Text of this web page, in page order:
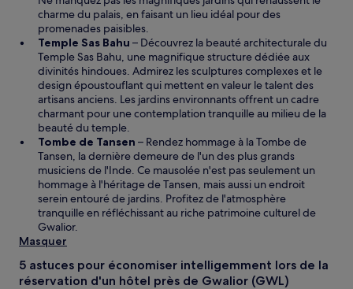
charme du palais, en faisant un lieu idéal pour des
promenades paisibles.
Temple Sas Bahu – Découvrez la beauté architecturale du
Temple Sas Bahu, une magnifique structure dédiée aux
divinités hindoues. Admirez les sculptures complexes et le
design époustouflant qui mettent en valeur le talent des
artisans anciens. Les jardins environnants offrent un cadre
charmant pour une contemplation tranquille au milieu de la
beauté du temple.
Tombe de Tansen – Rendez hommage à la Tombe de
Tansen, la dernière demeure de l'un des plus grands
musiciens de l'Inde. Ce mausolée n'est pas seulement un
hommage à l'héritage de Tansen, mais aussi un endroit
serein entouré de jardins. Profitez de l'atmosphère
tranquille en réfléchissant au riche patrimoine culturel de
Gwalior.
Masquer
5 astuces pour économiser intelligemment lors de la
réservation d'un hôtel près de Gwalior (GWL)